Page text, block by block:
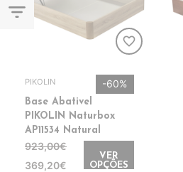
filter_list
favorite_border
PIKOLIN -60%
Base Abativel
PIKOLIN Naturbox
AP11534 Natural
923,00€
369,20€
VER
OPÇÕES